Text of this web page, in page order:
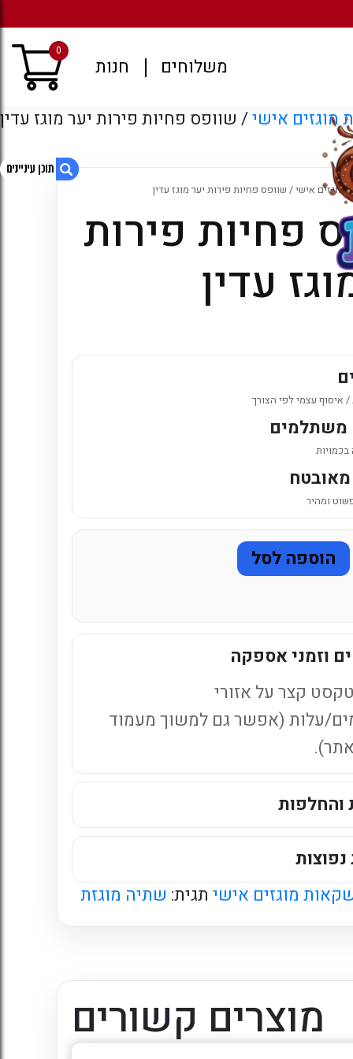
3. עמודים
משלוחים חנות
0
אישי/ שוופס פחיות פירות יער מוגז עדין
מוגזים אישי/ שוופס פחיות פירות יער מוגז עדין
פחיות פירות
עדין
איסוף עצמי לפי הצורך
משתלמים
ומהיר
הוספה לסל
וזמני אספקה
קצר על אזורי
עלות (אפשר גם למשוך מעמוד
והחלפות
מוגזים אישי תגית: שתיה מוגזת
מוצרים קשורים